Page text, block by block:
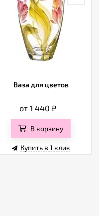
Ваза для цветов
от 1 440₽
В корзину
Купить в 1 клик